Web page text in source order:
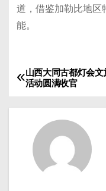
道，借鉴加勒比地
能。
文
章
航
山西大同古都灯会
活动圆满收官